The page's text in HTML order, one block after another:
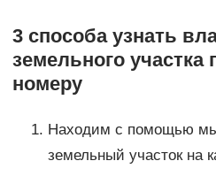
3 способа узнать
земельного участка
номеру
Находим с помощью
земельный участок на